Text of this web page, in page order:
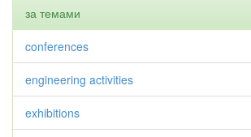
за темами
conferences
engineering activities
exhibitions